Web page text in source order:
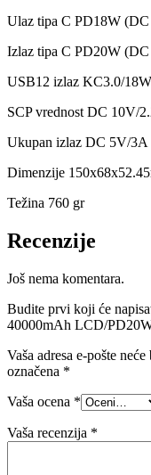
Ulaz tipa C PD18W
Izlaz tipa C PD20W
USB12 izlaz KC3.0/
SCP vrednost DC 10V/
Ukupan izlaz DC 5V/
Dimenzije
Težina 760 gr
Recenzije
Još nema komentara.
Budite prvi koji će
40000mAh LCD/
Vaša adresa e-pošte
označena *
Vaša ocena *
Vaša recenzija *